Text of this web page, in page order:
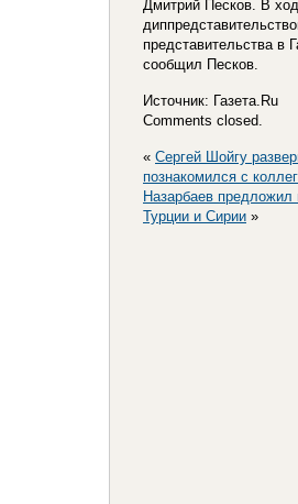
Дмитрий Песков. В
представительства в
сообщил Песков.
Источник: Газета.Ru
Comments closed.
« Сергей Шойгу
познакомился с
Назарбаев
Турции и Сирии »